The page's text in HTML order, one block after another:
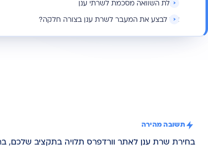
טבלת השוואה מסכמת לשרתי ענן
איך לבצע את המעבר לשרת ענן בצורה חלקה?
תשובה מהירה
בחירת שרת ענן לאתר וורדפרס תלויה בתקציב שלכם,